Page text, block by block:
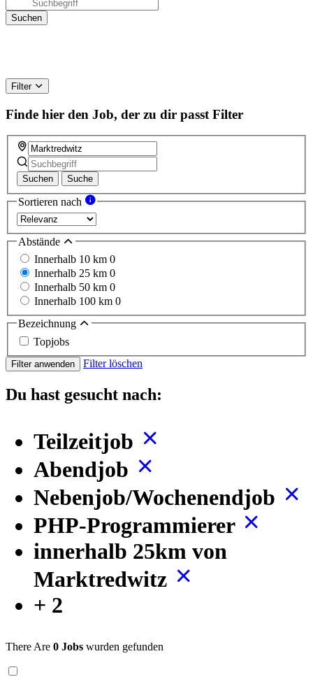
Filter
Finde hier den Job, der zu dir passt Filter
Suchen Suche
Sortieren nach
Abstände
Innerhalb 10 km 0
Innerhalb 25 km 0
Innerhalb 50 km 0
Innerhalb 100 km 0
Bezeichnung
Topjobs
Filter anwenden Filter löschen
Du hast gesucht nach:
Teilzeitjob
Abendjob
Nebenjob/Wochenendjob
PHP-Programmierer
innerhalb 25km von
Marktredwitz
+ 2
There Are 0 Jobs wurden gefunden